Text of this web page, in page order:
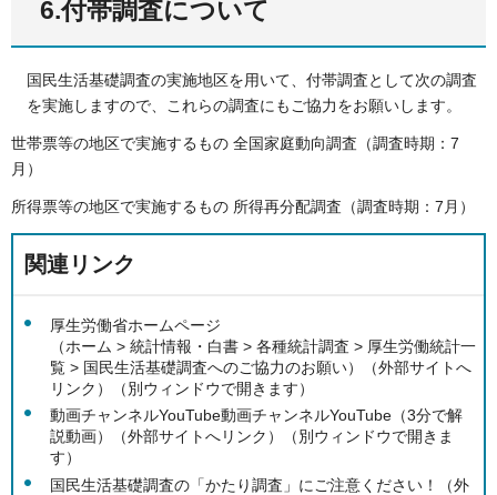
6.付帯調査について
国民生活基礎調査の実施地区を用いて、付帯調査として次の調査
を実施しますので、これらの調査にもご協力をお願いします。
世帯票等の地区で実施するもの 全国家庭動向調査（調査時期：7
月）
所得票等の地区で実施するもの 所得再分配調査（調査時期：7月）
関連リンク
厚生労働省ホームページ
（ホーム > 統計情報・白書 > 各種統計調査 > 厚生労働統計一
覧 > 国民生活基礎調査へのご協力のお願い）（外部サイトへ
リンク）（別ウィンドウで開きます）
動画チャンネルYouTube動画チャンネルYouTube（3分で解
説動画）（外部サイトへリンク）（別ウィンドウで開きま
す）
国民生活基礎調査の「かたり調査」にご注意ください！（外